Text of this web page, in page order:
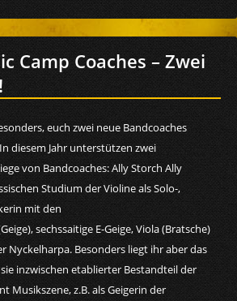
Camp Coaches – Zwei
euch zwei neue Bandcoaches
diesem Jahr unterstützen zwei
von Bandcoaches: Ally Storch Ally
Studium der Violine als Solo-,
mit den
sechssaitige E-Geige, Viola (Bratsche)
Nyckelharpa. Besonders liegt ihr aber das
inzwischen etablierter Bestandteil der
Musikszene, z.B. als Geigerin der